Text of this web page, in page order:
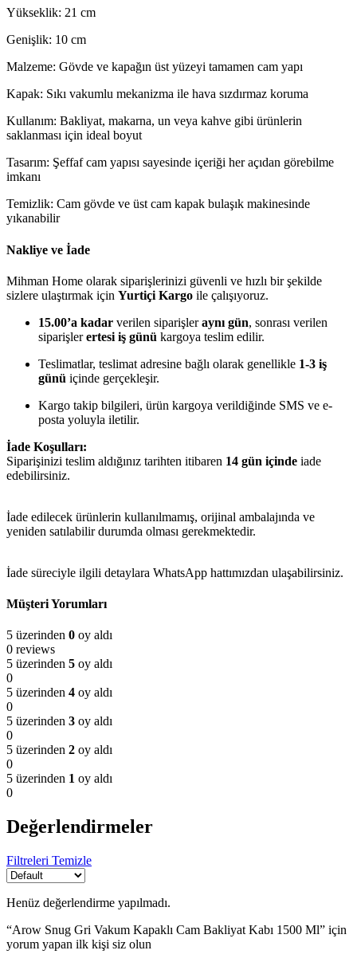
Yükseklik: 21 cm
Genişlik: 10 cm
Malzeme: Gövde ve kapağın üst yüzeyi tamamen cam yapı
Kapak: Sıkı vakumlu mekanizma ile hava sızdırmaz koruma
Kullanım: Bakliyat, makarna, un veya kahve gibi ürünlerin
saklanması için ideal boyut
Tasarım: Şeffaf cam yapısı sayesinde içeriği her açıdan görebilme
imkanı
Temizlik: Cam gövde ve üst cam kapak bulaşık makinesinde
yıkanabilir
Nakliye ve İade
Mihman Home olarak siparişlerinizi güvenli ve hızlı bir şekilde
sizlere ulaştırmak için Yurtiçi Kargo ile çalışıyoruz.
15.00’a kadar verilen siparişleraynı gün, sonrası verilen
siparişlerertesi iş günü kargoya teslim edilir.
Teslimatlar, teslimat adresine bağlı olarak genellikle 1-3 iş
günü içinde gerçekleşir.
Kargo takip bilgileri, ürün kargoya verildiğinde SMS ve e-
posta yoluyla iletilir.
İade Koşulları:
Siparişinizi teslim aldığınız tarihten itibaren 14 gün içinde iade
edebilirsiniz.
İade edilecek ürünlerin kullanılmamış, orijinal ambalajında ve
yeniden satılabilir durumda olması gerekmektedir.
İade süreciyle ilgili detaylara WhatsApp hattımızdan ulaşabilirsiniz.
Müşteri Yorumları
5 üzerinden 0 oy aldı
0 reviews
5 üzerinden 5 oy aldı
0
5 üzerinden 4 oy aldı
0
5 üzerinden 3 oy aldı
0
5 üzerinden 2 oy aldı
0
5 üzerinden 1 oy aldı
0
Değerlendirmeler
Filtreleri Temizle
Henüz değerlendirme yapılmadı.
“Arow Snug Gri Vakum Kapaklı Cam Bakliyat Kabı 1500 Ml” için
yorum yapan ilk kişi siz olun